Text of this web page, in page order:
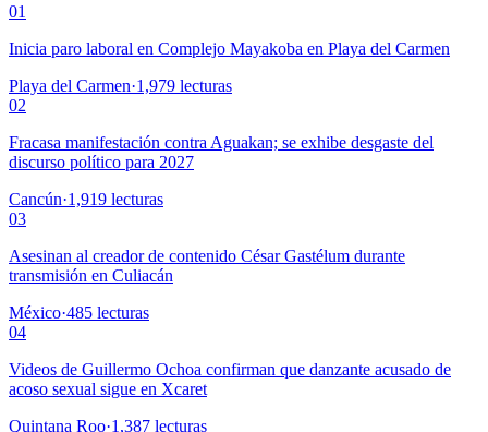
01
Inicia paro laboral en Complejo Mayakoba en Playa del Carmen
Playa del Carmen·1,979 lecturas
02
Fracasa manifestación contra Aguakan; se exhibe desgaste del
discurso político para 2027
Cancún·1,919 lecturas
03
Asesinan al creador de contenido César Gastélum durante
transmisión en Culiacán
México·485 lecturas
04
Videos de Guillermo Ochoa confirman que danzante acusado de
acoso sexual sigue en Xcaret
Quintana Roo·1,387 lecturas